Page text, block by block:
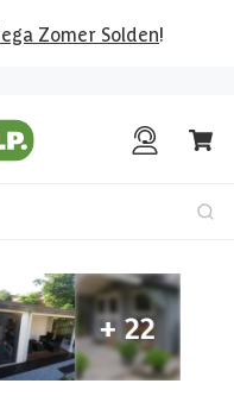
Zomer Solden!